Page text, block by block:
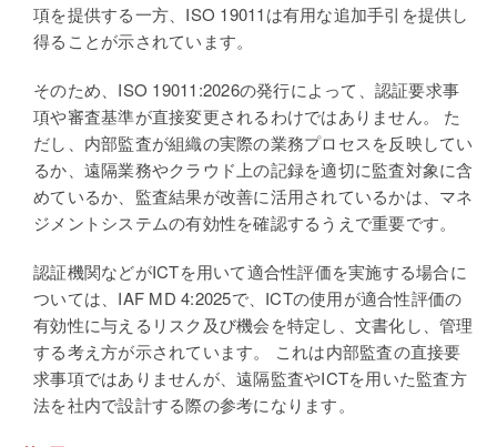
項を提供する一方、ISO 19011は有用な追加手引を提供し
得ることが示されています。
そのため、ISO 19011:2026の発行によって、認証要求事
項や審査基準が直接変更されるわけではありません。 た
だし、内部監査が組織の実際の業務プロセスを反映してい
るか、遠隔業務やクラウド上の記録を適切に監査対象に含
めているか、監査結果が改善に活用されているかは、マネ
ジメントシステムの有効性を確認するうえで重要です。
認証機関などがICTを用いて適合性評価を実施する場合に
ついては、IAF MD 4:2025で、ICTの使用が適合性評価の
有効性に与えるリスク及び機会を特定し、文書化し、管理
する考え方が示されています。 これは内部監査の直接要
求事項ではありませんが、遠隔監査やICTを用いた監査方
法を社内で設計する際の参考になります。